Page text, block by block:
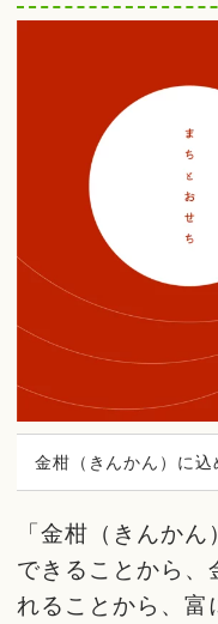
金柑（きんかん）に
「金柑（きんか
できることから、
れることから、富